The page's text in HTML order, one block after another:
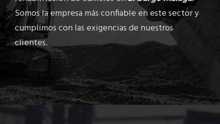
Somos la empresa más confiable en este sector y
cumplimos con las exigencias de nuestros
clientes.